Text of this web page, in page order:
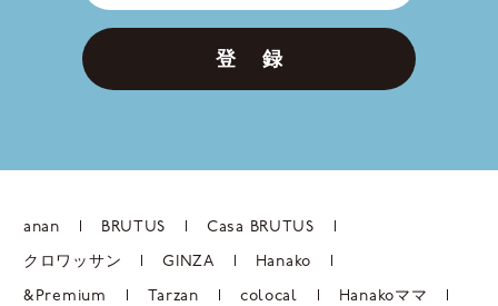
登 録
anan BRUTUS Casa BRUTUS
クロワッサン GINZA Hanako
&Premium Tarzan colocal Hanakoママ